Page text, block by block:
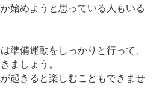
始めようと思っている人もいる
準備運動をしっかりと行って、
ましょう。
起きると楽しむこともできませ